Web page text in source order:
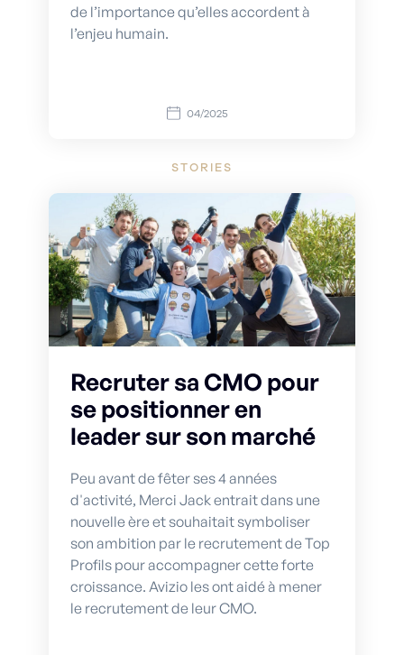
de l’importance qu’elles accordent à
l’enjeu humain.
04/2025
STORIES
Recruter sa CMO pour
se positionner en
leader sur son marché
Peu avant de fêter ses 4 années
d'activité, Merci Jack entrait dans une
nouvelle ère et souhaitait symboliser
son ambition par le recrutement de Top
Profils pour accompagner cette forte
croissance. Avizio les ont aidé à mener
le recrutement de leur CMO.